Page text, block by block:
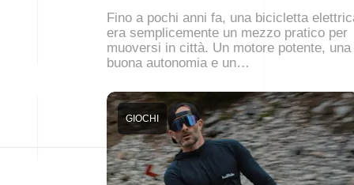
Fino a pochi anni fa, una bicicletta
era semplicemente un mezzo pratico per
muoversi in città. Un motore potente, una
buona autonomia e un…
GIOCHI